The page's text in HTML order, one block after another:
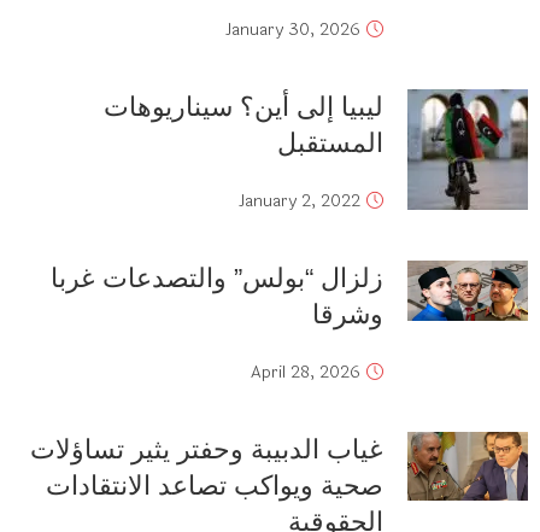
January 30, 2026
ليبيا إلى أين؟ سيناريوهات
المستقبل
January 2, 2022
زلزال “بولس” والتصدعات غربا
وشرقا
April 28, 2026
غياب الدبيبة وحفتر يثير تساؤلات
صحية ويواكب تصاعد الانتقادات
الحقوقية